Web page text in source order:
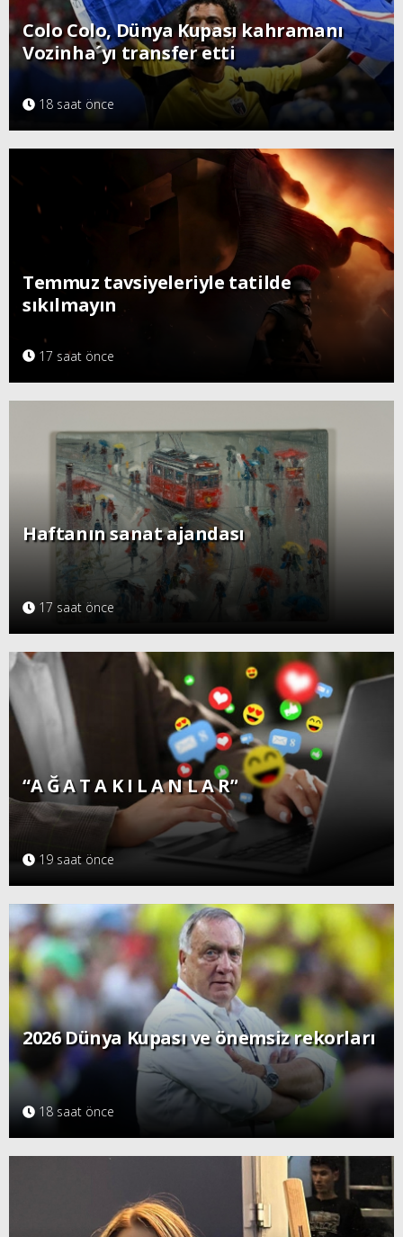
Colo Colo, Dünya Kupası kahramanı
Vozinha´yı transfer etti
18 saat önce
Temmuz tavsiyeleriyle tatilde
sıkılmayın
17 saat önce
Haftanın sanat ajandası
17 saat önce
“A Ğ A T A K I L A N L A R”
19 saat önce
2026 Dünya Kupası ve önemsiz rekorları
18 saat önce